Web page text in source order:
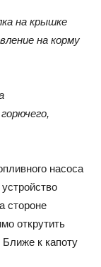
на крышке
на корму
насоса
стороне
открутить
к капоту